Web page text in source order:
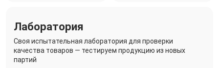
Лаборатория
Своя испытательная лаборатория для проверки
качества товаров — тестируем продукцию из новых
партий